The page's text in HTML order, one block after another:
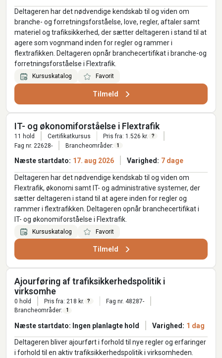
Deltageren har det nødvendige kendskab til og viden om
branche- og forretningsforståelse, love, regler, aftaler samt
materiel og trafiksikkerhed, der sætter deltageren i stand til at
agere som vognmand inden for regler og rammer i
flextrafikken. Deltageren opnår branchecertifikat i branche-og
forretningsforståelse i Flextrafik.
Kursuskatalog Favorit
Tilmeld
IT- og økonomiforståelse i Flextrafik
11 hold Certifikatkursus Pris fra: 1.526 kr. ?
Fag nr. 22628- Brancheområder: 1
Næste startdato: 17. aug 2026 Varighed: 7 dage
Deltageren har det nødvendige kendskab til og viden om
Flextrafik, økonomi samt IT- og administrative systemer, der
sætter deltageren i stand til at agere inden for regler og
rammer i flextrafikken. Deltageren opnår branchecertifikat i
IT- og økonomiforståelse i Flextrafik.
Kursuskatalog Favorit
Tilmeld
Ajourføring af trafiksikkerhedspolitik i
virksomhe
0 hold Pris fra: 218 kr. ?
Fag nr. 48287-
Brancheområder:
1
Næste startdato: Ingen planlagte hold Varighed: 1 dag
Deltageren bliver ajourført i forhold til nye regler og erfaringer
i forhold til en aktiv trafiksikkerhedspolitik i virksomheden.